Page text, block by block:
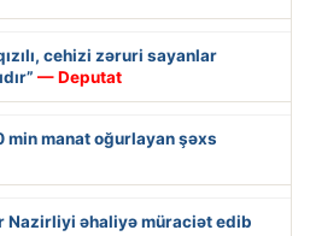
cehizi zəruri sayanlar
— Deputat
min manat oğurlayan şəxs
Nazirliyi əhaliyə müraciət edib